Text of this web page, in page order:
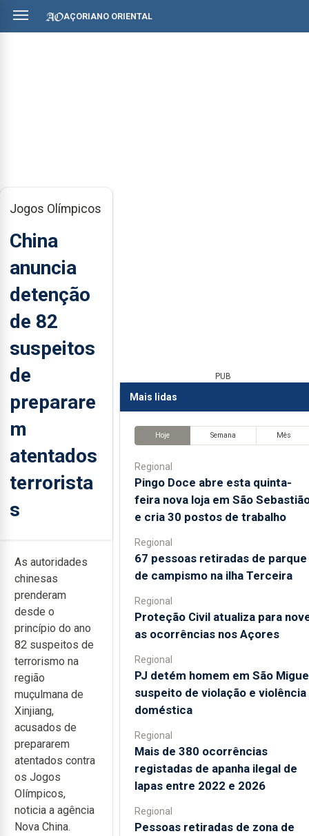
AÇORIANO ORIENTAL
Jogos Olímpicos
China
anuncia
detenção
de 82
suspeitos
de
preparare
m
atentados
terrorista
s
As autoridades
chinesas
prenderam
desde o
princípio do ano
82 suspeitos de
terrorismo na
região
muçulmana de
Xinjiang,
acusados de
prepararem
atentados contra
os Jogos
Olímpicos,
noticia a agência
Nova China.
PUB
Mais lidas
Hoje Semana Mês
Regional
Pingo Doce abre esta quinta-
feira nova loja em São
e cria 30 postos de trabalho
Regional
67 pessoas retiradas de parque
de campismo na ilha Terceira
Regional
Proteção Civil atualiza para
as ocorrências nos Açores
Regional
PJ detém homem em São
suspeito de violação e violência
doméstica
Regional
Mais de 380 ocorrências
registadas de apanha ilegal de
lapas entre 2022 e 2026
Regional
Pessoas retiradas de zona de